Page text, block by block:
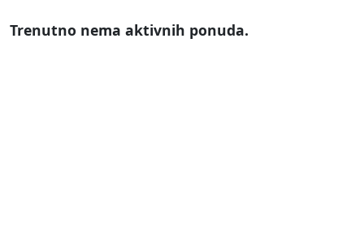
Trenutno nema aktivnih ponuda.